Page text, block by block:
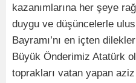
kazanımlarına her şeye
duygu ve düşüncelerle
Bayramı’nı en içten
Büyük Önderimiz Atatürk
toprakları vatan yapan